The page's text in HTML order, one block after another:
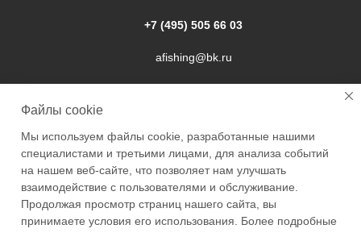
+7 (495) 505 66 03
afishing@bk.ru
2026 © Academyfishing - продажа товаров для рыбалки по
Москве и России
Файлы cookie
Мы используем файлы cookie, разработанные нашими
специалистами и третьими лицами, для анализа событий
на нашем веб-сайте, что позволяет нам улучшать
взаимодействие с пользователями и обслуживание.
Продолжая просмотр страниц нашего сайта, вы
принимаете условия его использования. Более подробные